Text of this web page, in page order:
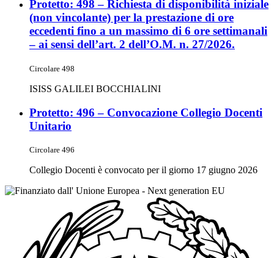
Protetto: 498 – Richiesta di disponibilità iniziale
(non vincolante) per la prestazione di ore
eccedenti fino a un massimo di 6 ore settimanali
– ai sensi dell’art. 2 dell’O.M. n. 27/2026.
Circolare 498
ISISS GALILEI BOCCHIALINI
Protetto: 496 – Convocazione Collegio Docenti
Unitario
Circolare 496
Collegio Docenti è convocato per il giorno 17 giugno 2026